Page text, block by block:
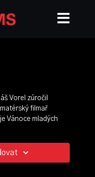
Vorel zúročil
filmař
Vánoce mladých
je navštíví Evin
co objeví v jeho